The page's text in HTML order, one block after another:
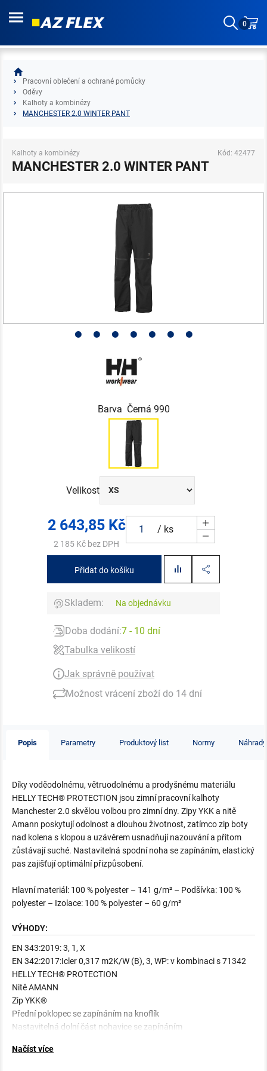
0
Pracovní oblečení a ochrané pomůcky
Oděvy
Kalhoty a kombinézy
MANCHESTER 2.0 WINTER PANT
Kalhoty a kombinézy Kód: 42477
MANCHESTER 2.0 WINTER PANT
Barva Černá 990
Velikost
2 643,85 Kč
2 185 Kč bez DPH
/ ks
Přidat do košíku
Skladem: Na objednávku
Doba dodání:7 - 10 dní
Tabulka velikostí
Jak správně používat
Možnost vrácení zboží do 14 dní
Popis Parametry Produktový list Normy Náhrady
Díky voděodolnému, větruodolnému a prodyšnému materiálu
HELLY TECH® PROTECTION jsou zimní pracovní kalhoty
Manchester 2.0 skvělou volbou pro zimní dny. Zipy YKK a nitě
Amann poskytují odolnost a dlouhou životnost, zatímco zip boty
nad kolena s klopou a uzávěrem usnadňují nazouvání a přitom
zůstávají suché. Nastavitelná spodní noha se zapínáním, elastický
pas zajišťují optimální přizpůsobení.
Hlavní materiál: 100 % polyester – 141 g/m² – Podšívka: 100 %
polyester – Izolace: 100 % polyester – 60 g/m²
VÝHODY:
EN 343:2019: 3, 1, X
EN 342:2017:Icler 0,317 m2K/W (B), 3, WP: v kombinaci s 71342
HELLY TECH® PROTECTION
Nitě AMANN
Zip YKK®
Přední poklopec se zapínáním na knoflík
Nastavitelná dolní část nohavice se zapínáním
Poutko na vnitřní straně pasu pro integraci šlí
Načíst více